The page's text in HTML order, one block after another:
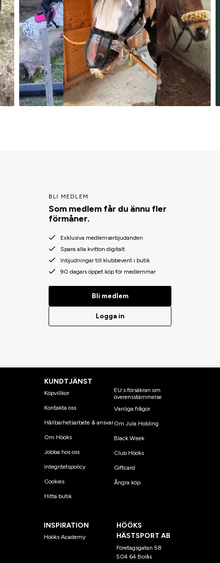
BLI MEDLEM
Som medlem får du ännu fler
förmåner.
Exklusiva medlemserbjudanden
Spara alla kvitton digitalt
Inbjudningar till klubbevent i butik
90 dagars öppet köp för medlemmar
Bli medlem
Logga in
KUNDTJÄNST
Köpvillkor
Kontakta oss
Hållbarhetsarbete & ansvar
Om Hööks
Jobba hos oss
Integritetspolicy
Cookies
Hitta butik
EU:s försäkran om
överensstämmelse
Vanliga frågor
Om Jula Holding
Black Week
Club Hööks
Giftcard
Ångra köp
INSPIRATION
Hööks Academy
HÖÖKS
HÄSTSPORT AB
Företagsgatan 58
504 64 Borås